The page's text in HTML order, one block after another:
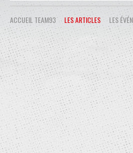
ACCUEIL TEAM93 LES ARTICLES LES